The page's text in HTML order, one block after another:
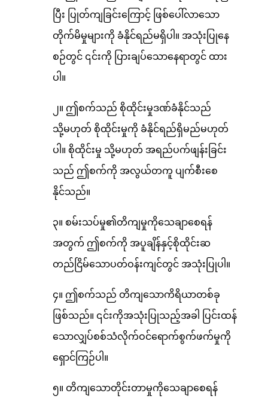
ပြီး ပြုတ်ကျခြင်းကြောင့် ဖြစ်ပေါ်လာသော
တိုက်မိမှုများကို ခံနိုင်ရည်မရှိပါ။ အသုံးပြုနေ
စဉ်တွင် ၎င်းကို ပြားချပ်သောနေရာတွင် ထား
ပါ။
၂။ ဤစက်သည် စိုထိုင်းမှုဒဏ်ခံနိုင်သည်
သို့မဟုတ် စိုထိုင်းမှုကို ခံနိုင်ရည်ရှိမည်မဟုတ်
ပါ။ စိုထိုင်းမှု သို့မဟုတ် အရည်ပက်ဖျန်းခြင်း
သည် ဤစက်ကို အလွယ်တကူ ပျက်စီးစေ
နိုင်သည်။
၃။ စမ်းသပ်မှု၏တိကျမှုကိုသေချာစေရန်
အတွက် ဤစက်ကို အပူချိန်နှင့်စိုထိုင်းဆ
တည်ငြိမ်သောပတ်ဝန်းကျင်တွင် အသုံးပြုပါ။
၄။ ဤစက်သည် တိကျသောကိရိယာတစ်ခု
ဖြစ်သည်။ ၎င်းကိုအသုံးပြုသည့်အခါ ပြင်းထန်
သောလျှပ်စစ်သံလိုက်ဝင်ရောက်စွက်ဖက်မှုကို
ရှောင်ကြဉ်ပါ။
၅။ တိကျသောတိုင်းတာမှုကိုသေချာစေရန်